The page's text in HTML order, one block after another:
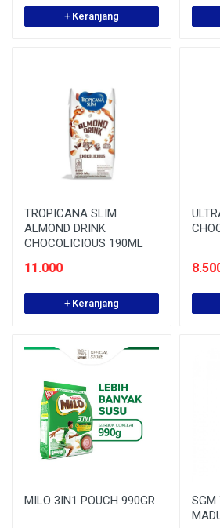
+ Keranjang
TROPICANA SLIM
ALMOND DRINK
CHOCOLICIOUS 190ML
11.000
+ Keranjang
MILO 3IN1 POUCH 990GR
SGM